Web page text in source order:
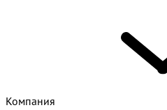
Компания